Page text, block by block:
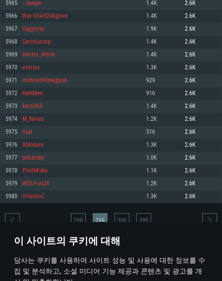
이 사이트의 쿠키에 대해
당사는 쿠키를 사용하여 사이트 성능 및 사용에 대한 정보를 수
집 및 분석하고, 소셜 미디어 기능 제공과 콘텐츠 및 광고를 개
최소사양
운영체제: Windows 10 (64 bit)
프로세서: 2.2 GHz 듀얼코어 이상
메모리: 4GB
그래픽 카드: DirectX 11 이상을 지원하는 AMD Radeon 77XX / NVIDIA
GeForce GT 660. 최소 사양 해상도: 720p
네트워크: 브로드밴드 인터넷
여유 저장 공간: 22.1 GB (최소 클라이언트)
권장 사양
570 혹은 그 이상
여유 저장 공간: 62.2 GB (전체 클라이언트)
최소사양
운영체제: Mac OS Big Sur 11.0
프로세서: 최소 2.2 GHz의 Core i5 (Intel Xeon 은 지원하지 않습니다)
메모리: 6 GB
그래픽 카드: Metal 을 지원하는 Intel Iris Pro 5200 (Mac), 혹은 이와 비슷한 성
능을 가지는 Mac 버전의 AMD/Nvidia. 최소 해상도: 720p
네트워크: 브로드밴드 인터넷
여유 저장 공간: 22.1 GB (최소 클라이언트)
권장 사양
네트워크: 브로드밴드 인터넷
여유 저장 공간: 62.2 GB (전체 클라이언트)
최소사양
운영체제: 64bit Linux 중 최신 버전
프로세서: 2.4 GHz 듀얼코어
메모리: 4 GB
그래픽 카드: Vulkan 을 지원하고, 최신 그래픽 드라이버를 지원하는 NVIDIA
660 (6개월 미만) 혹은 그와 동급의 성능을 가지며 최신 그래픽 드라이버를 지
원하는 AMD (6개월 미만; 최소사양 지원 해상도 720p)
네트워크: 브로드밴드 인터넷
여유 저장 공간: 22.1 GB (최소 클라이언트)
권장 사양
운영체제: Ubuntu 20.04 64bit
프로세서: Intel Core i7
메모리: 16 GB
그래픽 카드: Vulkan 을 지원하고, 최신 그래픽 드라이버를 지원하는 NVIDIA
1060 (6개월 미만) 혹은 그와 동급의 성능을 가지며 최신 그래픽 드라이버를
지원하는 AMD RX 570 (6개월 미만; 최소사양 지원 해상도 720p) 이상
여유 저장 공간: 62.2 GB (전체 클라이언트)
5965 - Jaeger - 1.4K 2.6K
5966 War USA9208@live 1.4K 2.6K
5967 Oggyyyyy 1.9K 2.6K
5968 GavinLeung 1.4K 2.6K
5969 Hector_White 1.4K 2.6K
5970 evorios 1.3K 2.6K
5971 mohnad90mk@psn 929 2.6K
5972 HalkMen 916 2.6K
5973 koc6365 1.4K 2.6K
5974 M_Novas 1.2K 2.6K
5975 lisar 516 2.6K
5976 Abinsure 1.3K 2.6K
5977 poliavsky 1.0K 2.6K
5978 PilotMisko 1.1K 2.6K
5979 WOLFrus26 1.2K 2.6K
5980 VitaminC 1.3K 2.6K
* 순위표는 매일 1회 갱신됩니다
298 299 300 399